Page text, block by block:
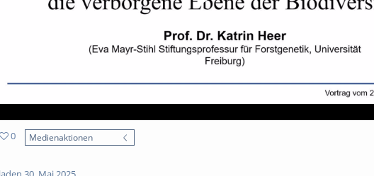
0
Medienaktionen